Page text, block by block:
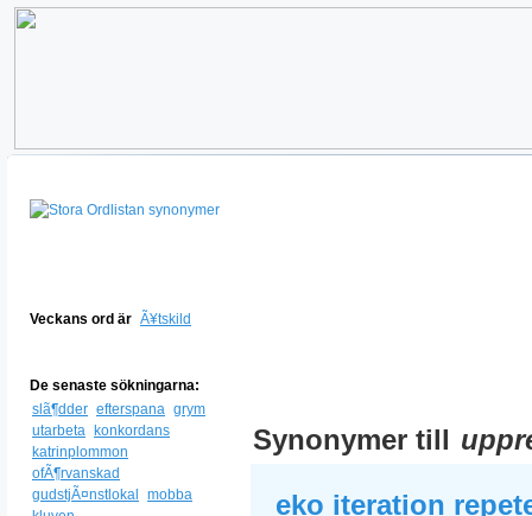
Veckans ord är Ã¥tskild
De senaste sökningarna:
slã¶dder efterspana grym
utarbeta
konkordans
katrinplommon
ofÃ¶rvanskad
gudstjÃ¤nstlokal
mobba
Synonymer till
eko iteration